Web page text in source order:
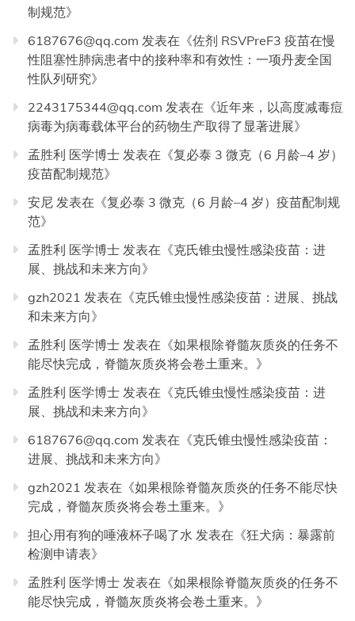
制规范》
6187676@qq.com 发表在《佐剂 RSVPreF3 疫苗在慢
性阻塞性肺病患者中的接种率和有效性：一项丹麦全国
性队列研究》
2243175344@qq.com 发表在《近年来，以高度减毒痘
病毒为病毒载体平台的药物生产取得了显著进展》
孟胜利 医学博士 发表在《复必泰 3 微克（6 月龄–4 岁）
疫苗配制规范》
安尼 发表在《复必泰 3 微克（6 月龄–4 岁）疫苗配制规
范》
孟胜利 医学博士 发表在《克氏锥虫慢性感染疫苗：进
展、挑战和未来方向》
gzh2021 发表在《克氏锥虫慢性感染疫苗：进展、挑战
和未来方向》
孟胜利 医学博士 发表在《如果根除脊髓灰质炎的任务不
能尽快完成，脊髓灰质炎将会卷土重来。 》
孟胜利 医学博士 发表在《克氏锥虫慢性感染疫苗：进
展、挑战和未来方向》
6187676@qq.com 发表在《克氏锥虫慢性感染疫苗：
进展、挑战和未来方向》
gzh2021 发表在《如果根除脊髓灰质炎的任务不能尽快
完成，脊髓灰质炎将会卷土重来。 》
担心用有狗的唾液杯子喝了水 发表在《狂犬病：暴露前
检测申请表》
孟胜利 医学博士 发表在《如果根除脊髓灰质炎的任务不
能尽快完成，脊髓灰质炎将会卷土重来。 》